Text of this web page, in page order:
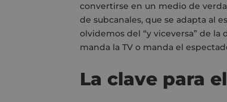
convertirse en un medio de
de subcanales, que se adapta al
olvidemos del “y viceversa” de
manda la TV o manda el
La clave para